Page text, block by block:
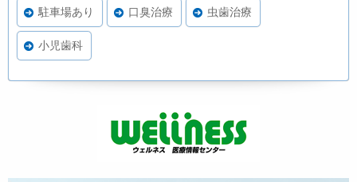
駐車場あり 口臭治療 虫歯治療
小児歯科